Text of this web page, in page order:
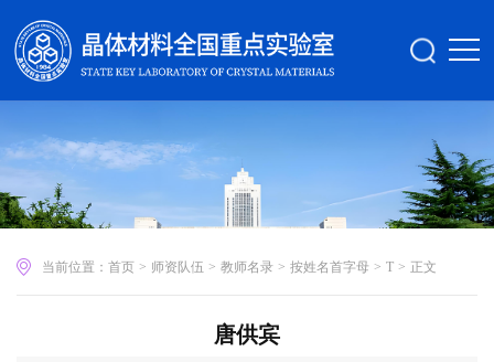
当前位置： 首页 > 师资队伍 > 教师名录 > 按姓名首字母 > T > 正文
唐供宾